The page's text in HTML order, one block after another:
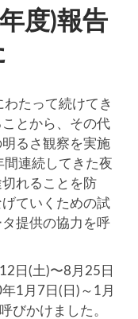
を
切
り
度)報告
たって続けてき
とから、その代
るさ観察を実施
連続してきた夜
れることを防
ていくための試
提供の協力を呼
日(土)〜8月25日
1月7日(日)～1月
びかけました。